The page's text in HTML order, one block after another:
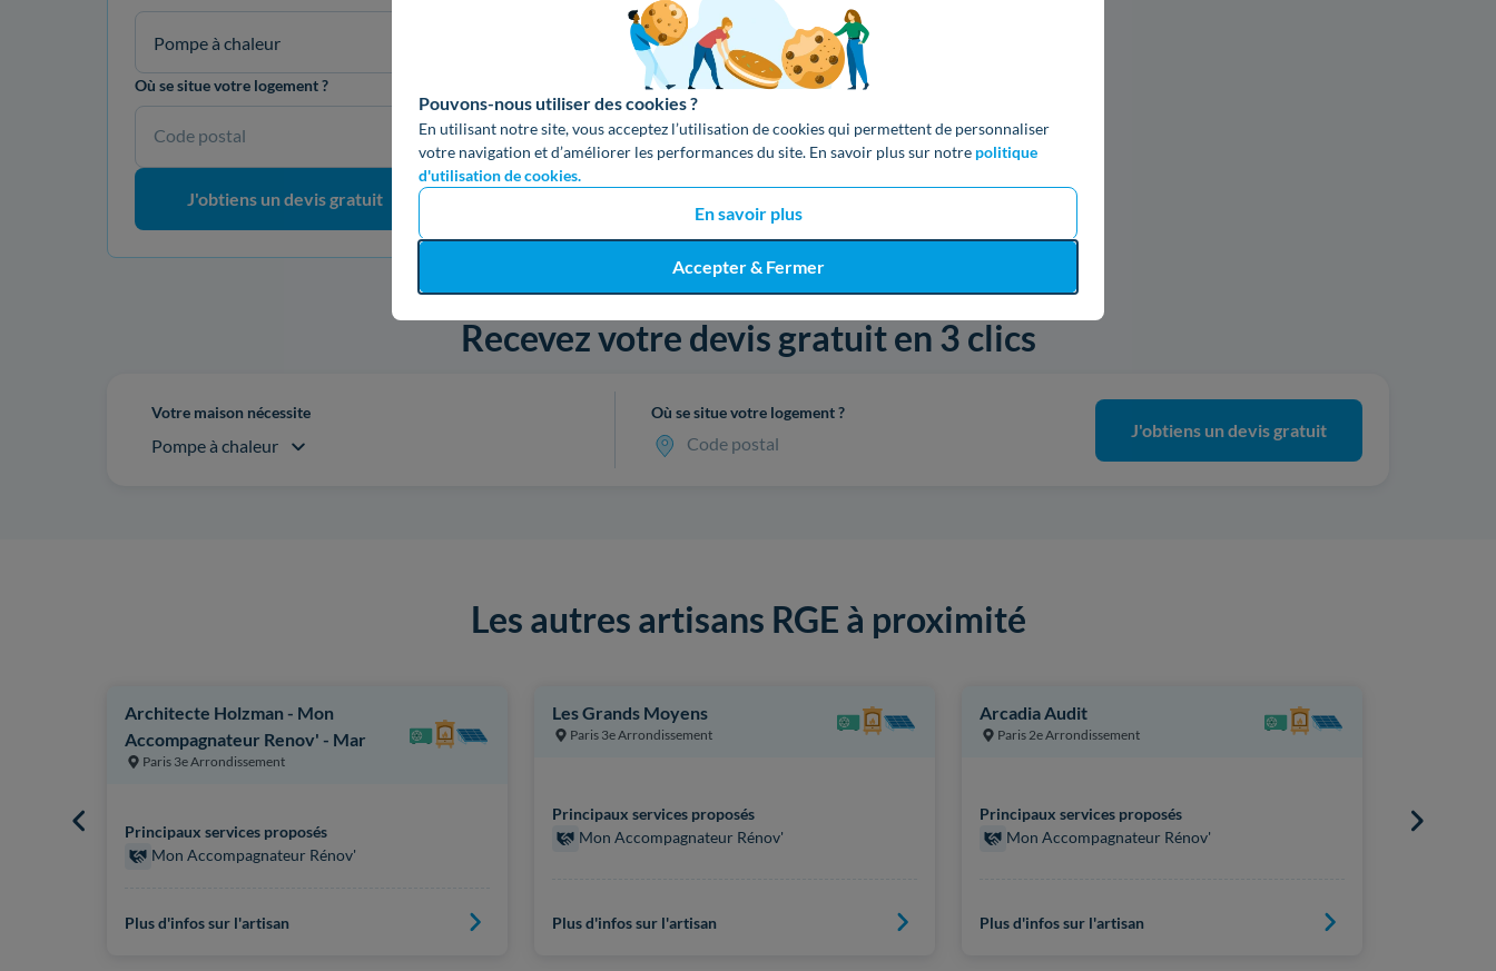
Pouvons-nous utiliser des cookies ?
En utilisant notre site, vous acceptez l’utilisation de cookies qui permettent de personnaliser
votre navigation et d’améliorer les performances du site. En savoir plus sur notre politique
d'utilisation de cookies.
En savoir plus
Accepter & Fermer
Pompe à chaleur
Où se situe votre logement ?
Code postal
J'obtiens un devis gratuit
Recevez votre devis gratuit en 3 clics
Votre maison nécessite
Pompe à chaleur
Où se situe votre logement ?
Code postal
J'obtiens un devis gratuit
Les autres artisans RGE à proximité
Architecte Holzman - Mon
Accompagnateur Renov' - Mar
Paris 3e Arrondissement
Principaux services proposés
Mon Accompagnateur Rénov'
Plus d'infos sur l'artisan
Les Grands Moyens
Paris 3e Arrondissement
Principaux services proposés
Mon Accompagnateur Rénov'
Plus d'infos sur l'artisan
Arcadia Audit
Paris 2e Arrondissement
Principaux services proposés
Mon Accompagnateur Rénov'
Plus d'infos sur l'artisan
Principaux